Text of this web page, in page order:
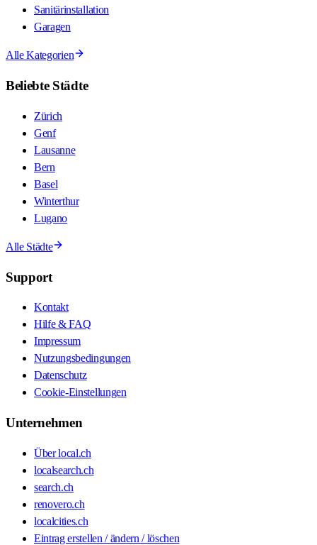
Sanitärinstallation
Garagen
Alle Kategorien
Beliebte Städte
Zürich
Genf
Lausanne
Bern
Basel
Winterthur
Lugano
Alle Städte
Support
Kontakt
Hilfe & FAQ
Impressum
Nutzungsbedingungen
Datenschutz
Cookie-Einstellungen
Unternehmen
Über local.ch
localsearch.ch
search.ch
renovero.ch
localcities.ch
Eintrag erstellen / ändern / löschen